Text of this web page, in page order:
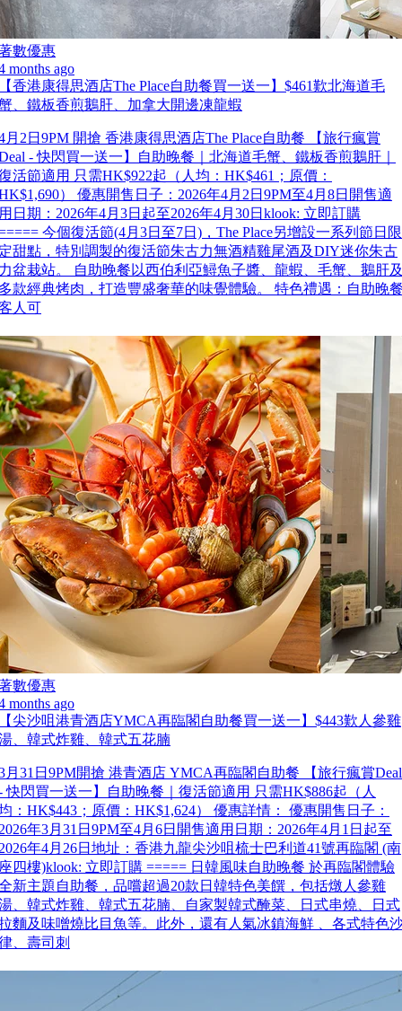
數優惠
months ago
香港康得思酒店The Place自助餐買一送一】$461歎北海道毛
、鐵板香煎鵝肝、加拿大開邊凍龍蝦
月2日9PM 開搶 香港康得思酒店The Place自助餐 【旅行瘋賞
- 快閃買一送一】自助晚餐｜北海道毛蟹、鐵板香煎鵝肝｜
活節適用 只需HK$922起（人均：HK$461；原價：
） 優惠開售日子：2026年4月2日9PM至4月8日開售適
日期：2026年4月3日起至2026年4月30日klook: 立即訂購
今個復活節(4月3日至7日)，The Place另增設一系列節日限
甜點，特別調製的復活節朱古力無酒精雞尾酒及DIY迷你朱古
盆栽站。 自助晚餐以西伯利亞鱘魚子醬、龍蝦、毛蟹、鵝肝
款經典烤肉，打造豐盛奢華的味覺體驗。 特色禮遇：自助晚
人可
數優惠
months ago
尖沙咀港青酒店YMCA再臨閣自助餐買一送一】$443歎人參雞
、韓式炸雞、韓式五花腩
月31日9PM開搶 港青酒店 YMCA再臨閣自助餐 【旅行瘋賞Deal
快閃買一送一】自助晚餐｜復活節適用 只需HK$886起（人
：HK$443；原價：HK$1,624） 優惠詳情： 優惠開售日子：
年3月31日9PM至4月6日開售適用日期：2026年4月1日起至
年4月26日地址：香港九龍尖沙咀梳士巴利道41號再臨閣 (南
四樓)klook: 立即訂購 ===== 日韓風味自助晚餐 於再臨閣體驗
新主題自助餐，品嚐超過20款日韓特色美饌，包括燉人參雞
、韓式炸雞、韓式五花腩、自家製韓式醃菜、日式串燒、日式
麵及味噌燒比目魚等。此外，還有人氣冰鎮海鮮 、各式特色
、壽司刺